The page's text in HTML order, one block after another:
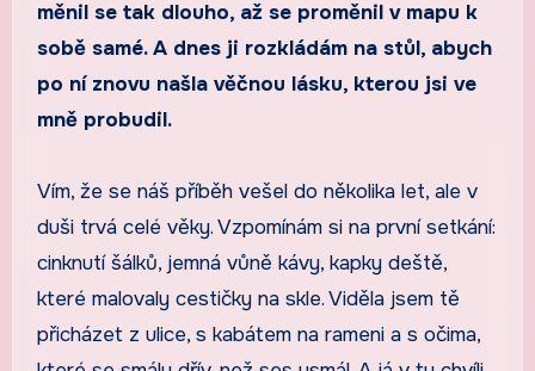
měnil se tak dlouho, až se proměnil v mapu k
sobě samé. A dnes ji rozkládám na stůl, abych
po ní znovu našla věčnou lásku, kterou jsi ve
mně probudil.
Vím, že se náš příběh vešel do několika let, ale v
duši trvá celé věky. Vzpomínám si na první setkání:
cinknutí šálků, jemná vůně kávy, kapky deště,
které malovaly cestičky na skle. Viděla jsem tě
přicházet z ulice, s kabátem na rameni a s očima,